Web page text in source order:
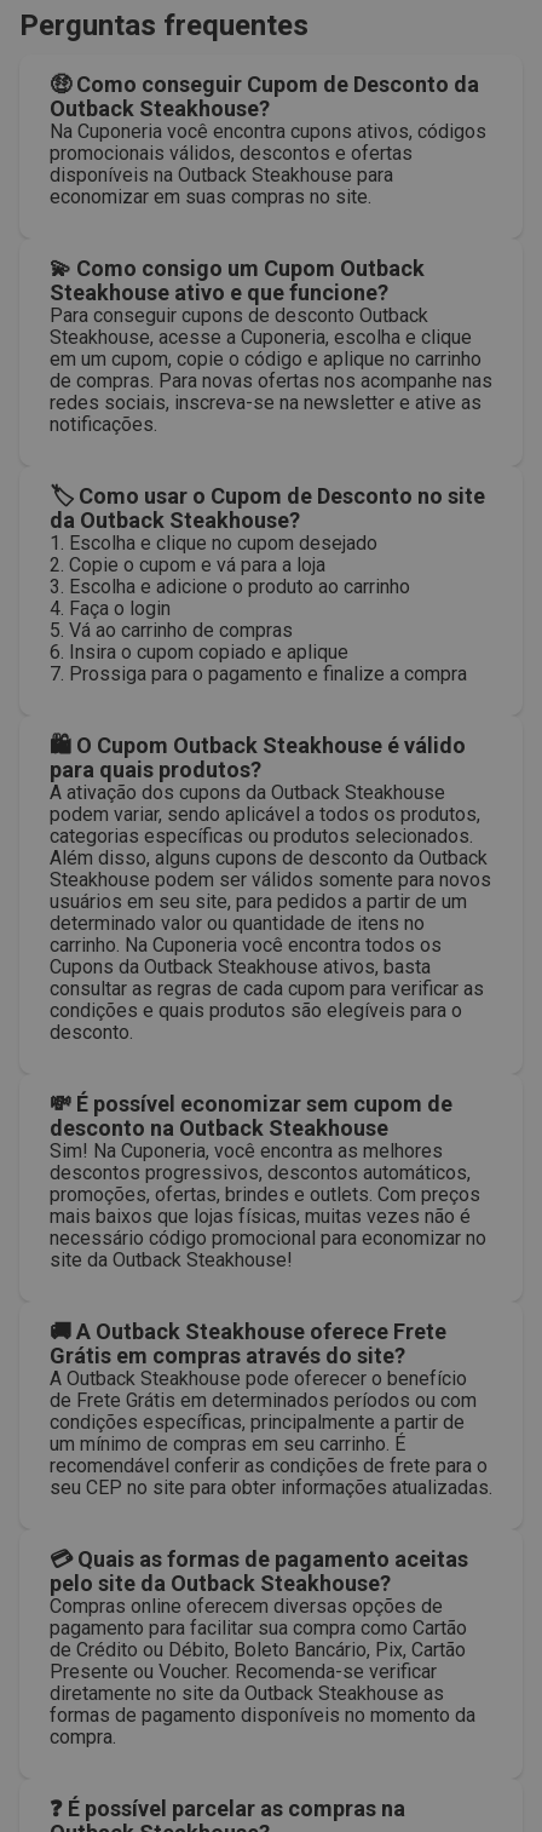
Perguntas frequentes
🤑 Como conseguir Cupom de Desconto da
Outback Steakhouse?
Na Cuponeria você encontra cupons ativos, códigos
promocionais válidos, descontos e ofertas
disponíveis na Outback Steakhouse para
economizar em suas compras no site.
💫 Como consigo um Cupom Outback
Steakhouse ativo e que funcione?
Para conseguir cupons de desconto Outback
Steakhouse, acesse a Cuponeria, escolha e clique
em um cupom, copie o código e aplique no carrinho
de compras. Para novas ofertas nos acompanhe nas
redes sociais, inscreva-se na newsletter e ative as
notificações.
🏷 Como usar o Cupom de Desconto no site
da Outback Steakhouse?
1. Escolha e clique no cupom desejado
2. Copie o cupom e vá para a loja
3. Escolha e adicione o produto ao carrinho
4. Faça o login
5. Vá ao carrinho de compras
6. Insira o cupom copiado e aplique
7. Prossiga para o pagamento e finalize a compra
🛍 O Cupom Outback Steakhouse é válido
para quais produtos?
A ativação dos cupons da Outback Steakhouse
podem variar, sendo aplicável a todos os produtos,
categorias específicas ou produtos selecionados.
Além disso, alguns cupons de desconto da Outback
Steakhouse podem ser válidos somente para novos
usuários em seu site, para pedidos a partir de um
determinado valor ou quantidade de itens no
carrinho. Na Cuponeria você encontra todos os
Cupons da Outback Steakhouse ativos, basta
consultar as regras de cada cupom para verificar as
condições e quais produtos são elegíveis para o
desconto.
💸 É possível economizar sem cupom de
desconto na Outback Steakhouse
Sim! Na Cuponeria, você encontra as melhores
descontos progressivos, descontos automáticos,
promoções, ofertas, brindes e outlets. Com preços
mais baixos que lojas físicas, muitas vezes não é
necessário código promocional para economizar no
site da Outback Steakhouse!
🚚 A Outback Steakhouse oferece Frete
Grátis em compras através do site?
A Outback Steakhouse pode oferecer o benefício
de Frete Grátis em determinados períodos ou com
condições específicas, principalmente a partir de
um mínimo de compras em seu carrinho. É
recomendável conferir as condições de frete para o
seu CEP no site para obter informações atualizadas.
💳 Quais as formas de pagamento aceitas
pelo site da Outback Steakhouse?
Compras online oferecem diversas opções de
pagamento para facilitar sua compra como Cartão
de Crédito ou Débito, Boleto Bancário, Pix, Cartão
Presente ou Voucher. Recomenda-se verificar
diretamente no site da Outback Steakhouse as
formas de pagamento disponíveis no momento da
compra.
❓ É possível parcelar as compras na